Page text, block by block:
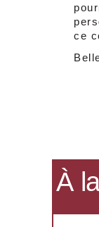
ce
À